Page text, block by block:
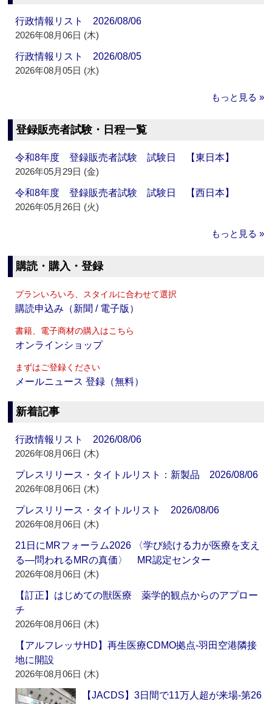
行政情報リスト 2026/08/06
2026年08月06日 (木)
行政情報リスト 2026/08/05
2026年08月05日 (水)
もっと見る »
登録販売者試験・日程一覧
令和8年度 登録販売者試験 試験日 【東日本】
2026年05月29日 (金)
令和8年度 登録販売者試験 試験日 【西日本】
2026年05月26日 (火)
もっと見る »
購読・購入・登録
プランいろいろ、スタイルに合わせて選択
購読申込み（新聞 / 電子版）
書籍、電子商材の購入はこちら
オンラインショップ
まずはご登録ください
メールニュース 登録（無料）
新着記事
行政情報リスト 2026/08/06
2026年08月06日 (木)
プレスリリース・タイトルリスト：新製品 2026/08/06
2026年08月06日 (木)
プレスリリース・タイトルリスト 2026/08/06
2026年08月06日 (木)
21日にMRフォーラム2026 〈学び続ける力が医療を支え
る―問われるMRの真価〉 MR認定センター
2026年08月06日 (木)
【訂正】はじめての獣医療 薬学的観点からのアプロー
チ
2026年08月06日 (木)
【アルフレッサHD】再生医療CDMO拠点‐羽田空港隣接
地に開設
2026年08月06日 (木)
【JACDS】3日間で11万人超が来場‐第26